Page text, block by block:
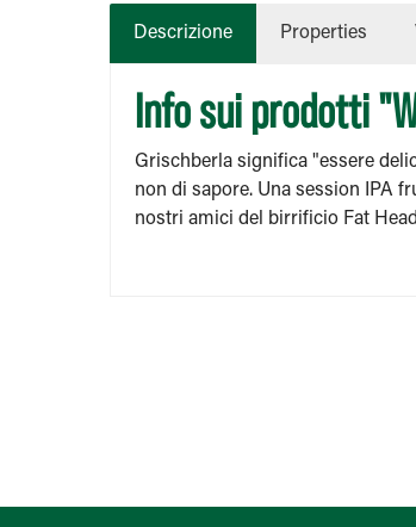
Descrizione Properties
Info sui prodotti
Grischberla significa "essere
non di sapore. Una session IPA
nostri amici del birrificio Fat